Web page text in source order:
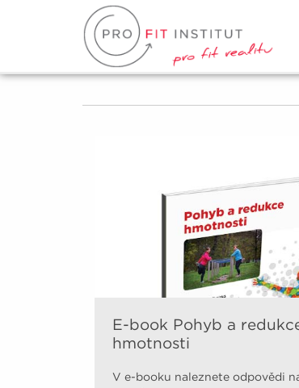
E-book Pohyb a
hmotnosti
V e-booku naleznete odpovědi